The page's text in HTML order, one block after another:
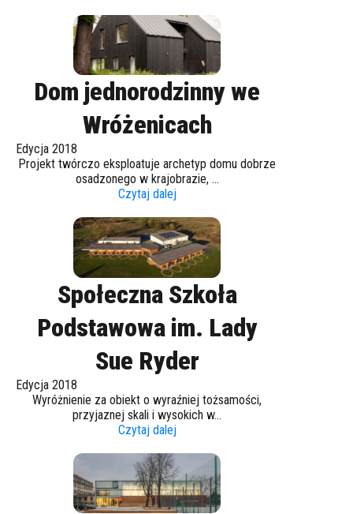
Dom jednorodzinny we
Wróżenicach
Edycja 2018
Projekt twórczo eksploatuje archetyp domu dobrze
osadzonego w krajobrazie, ...
Czytaj dalej
Społeczna Szkoła
Podstawowa im. Lady
Sue Ryder
Edycja 2018
Wyróżnienie za obiekt o wyraźniej tożsamości,
przyjaznej skali i wysokich w...
Czytaj dalej